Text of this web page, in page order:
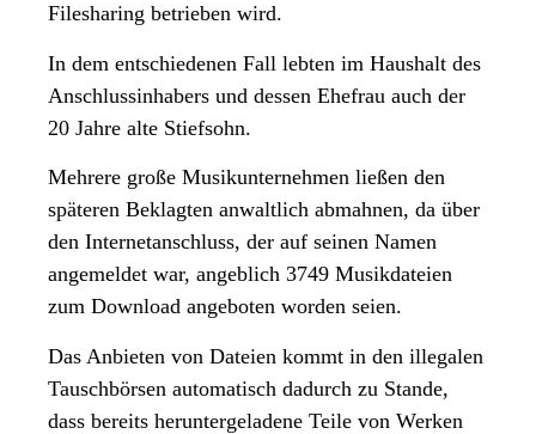
Filesharing betrieben wird.
In dem entschiedenen Fall lebten im Haushalt des
Anschlussinhabers und dessen Ehefrau auch der
20 Jahre alte Stiefsohn.
Mehrere große Musikunternehmen ließen den
späteren Beklagten anwaltlich abmahnen, da über
den Internetanschluss, der auf seinen Namen
angemeldet war, angeblich 3749 Musikdateien
zum Download angeboten worden seien.
Das Anbieten von Dateien kommt in den illegalen
Tauschbörsen automatisch dadurch zu Stande,
dass bereits heruntergeladene Teile von Werken